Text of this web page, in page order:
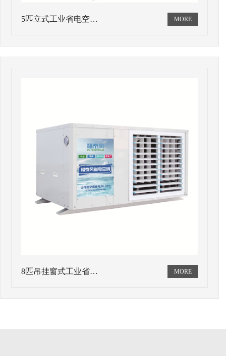
5匹立式工业省电空…
8匹吊挂窗式工业省…